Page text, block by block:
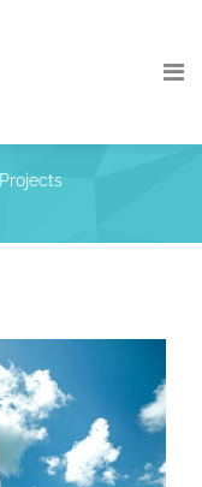
Projects